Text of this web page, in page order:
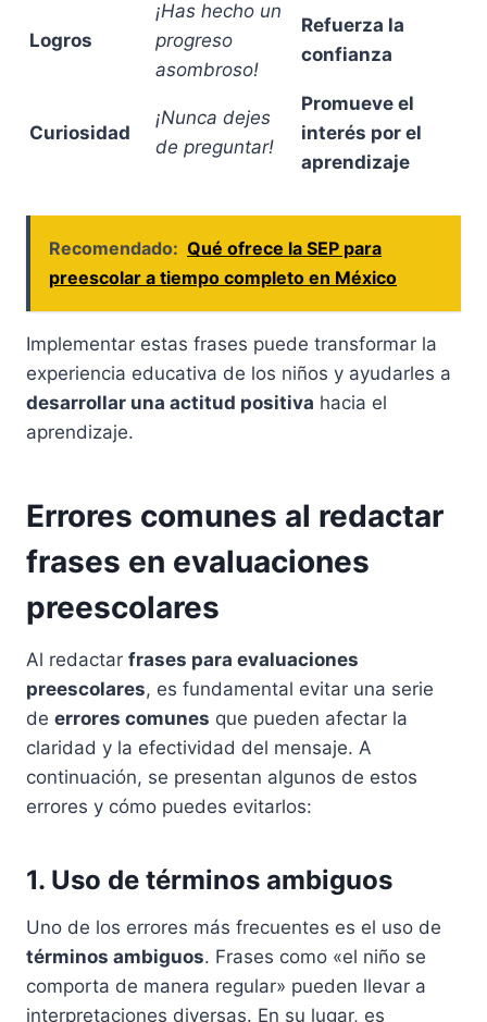
Logros
¡Has hecho un
progreso
asombroso!
Refuerza la
confianza
Curiosidad
¡Nunca dejes
de preguntar!
Promueve el
interés por el
aprendizaje
Recomendado: Qué ofrece la SEP para
preescolar a tiempo completo en México
Implementar estas frases puede transformar la
experiencia educativa de los niños y ayudarles a
desarrollar una actitud positiva hacia el
aprendizaje.
Errores comunes al redactar
frases en evaluaciones
preescolares
Al redactar frases para evaluaciones
preescolares, es fundamental evitar una serie
de errores comunes que pueden afectar la
claridad y la efectividad del mensaje. A
continuación, se presentan algunos de estos
errores y cómo puedes evitarlos:
1. Uso de términos ambiguos
Uno de los errores más frecuentes es el uso de
términos ambiguos. Frases como «el niño se
comporta de manera regular» pueden llevar a
interpretaciones diversas. En su lugar, es